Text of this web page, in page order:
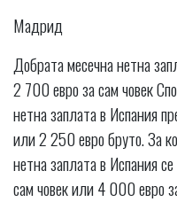
Мадрид
Добрата месечна нетна
2 700 евро за сам човек
нетна заплата в Испания
или 2 250 евро бруто. За
нетна заплата в Испания
сам човек или 4 000 евро